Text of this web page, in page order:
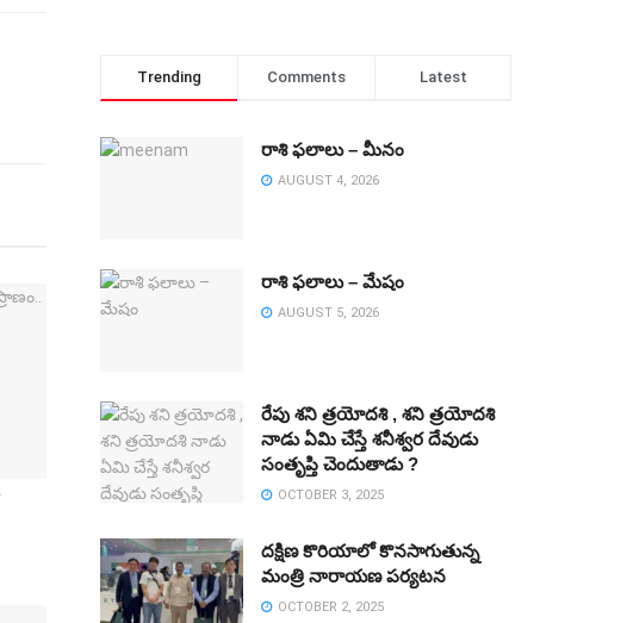
Trending Comments Latest
రాశి ఫలాలు – మీనం
AUGUST 4, 2026
రాశి ఫలాలు – మేషం
AUGUST 5, 2026
రేపు శని త్రయోదశి , శని త్రయోదశి
నాడు ఏమి చేస్తే శనీశ్వర దేవుడు
సంతృప్తి చెందుతాడు ?
OCTOBER 3, 2025
దక్షిణ కొరియాలో కొనసాగుతున్న
మంత్రి నారాయణ పర్యటన
OCTOBER 2, 2025